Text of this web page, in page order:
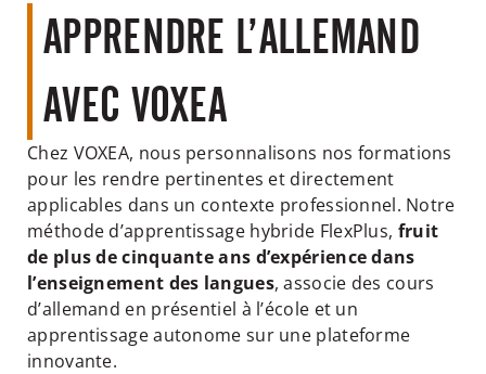
APPRENDRE L’ALLEMAND
AVEC VOXEA
Chez VOXEA, nous personnalisons nos formations
pour les rendre pertinentes et directement
applicables dans un contexte professionnel. Notre
méthode d’apprentissage hybride FlexPlus, fruit
de plus de cinquante ans d’expérience dans
l’enseignement des langues, associe des cours
d’allemand en présentiel à l’école et un
apprentissage autonome sur une plateforme
innovante.